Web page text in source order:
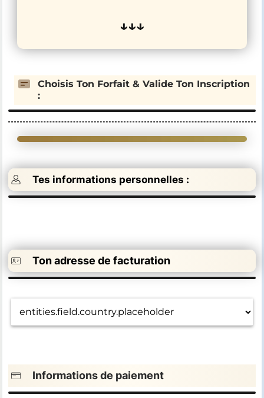
↓↓↓
Choisis Ton Forfait & Valide Ton Inscription
:
Tes informations personnelles :
Ton adresse de facturation
Informations de paiement